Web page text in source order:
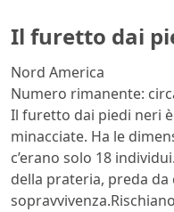
Il furetto dai
Nord America
Numero rimanente:
Il furetto dai piedi neri
minacciate. Ha le
c’erano solo 18
della prateria, preda da